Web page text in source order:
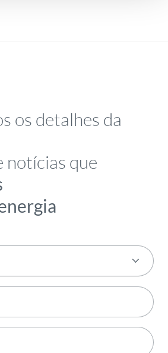
os detalhes da
notícias que